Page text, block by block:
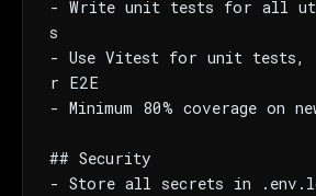
- Write unit tests for all
s
- Use Vitest for unit tests,
r E2E
- Minimum 80% coverage on
## Security
- Store all secrets in